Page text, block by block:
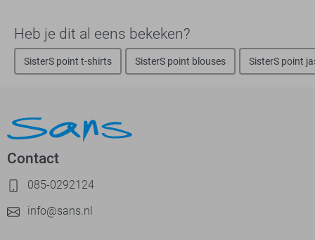
Heb je dit al eens bekeken?
SisterS point t-shirts SisterS point blouses SisterS point
Contact
085-0292124
info@sans.nl